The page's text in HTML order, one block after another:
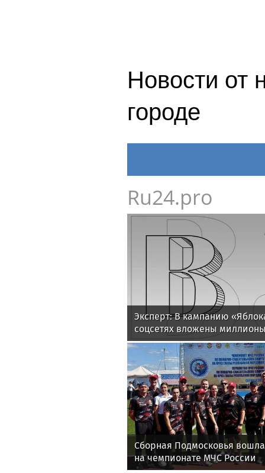
Новости от
городе
Ru24.pro
Эксперт: В кампанию
соцсетях вложены
Сборная Подмосковья
на чемпионате МЧС России